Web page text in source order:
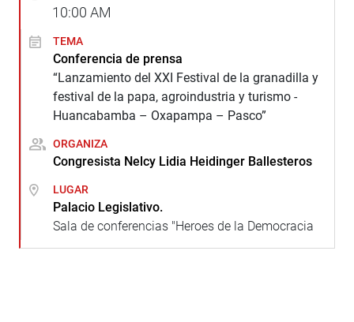
10:00 AM
TEMA
Conferencia de prensa
“Lanzamiento del XXI Festival de la granadilla y
festival de la papa, agroindustria y turismo -
Huancabamba – Oxapampa – Pasco”
ORGANIZA
Congresista Nelcy Lidia Heidinger Ballesteros
LUGAR
Palacio Legislativo.
Sala de conferencias "Heroes de la Democracia